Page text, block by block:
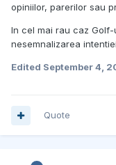
opiniilor, parerilor sau
In cel mai rau caz
nesemnalizarea
Edited September 4,
Quote